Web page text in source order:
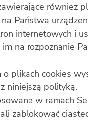
również
Państwa
internetowych i
na rozpoznanie
plikach cookies
niniejszą polityką.
w ramach
zablokować